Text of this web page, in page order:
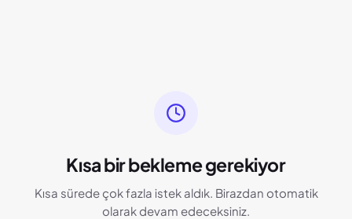
Kısa bir bekleme gerekiyor
Kısa sürede çok fazla istek aldık. Birazdan otomatik
olarak devam edeceksiniz.